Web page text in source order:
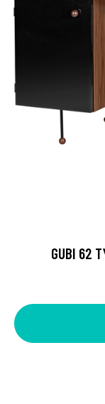
GUBI 62